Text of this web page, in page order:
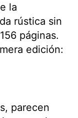
la
rústica sin
páginas.
edición:
parecen